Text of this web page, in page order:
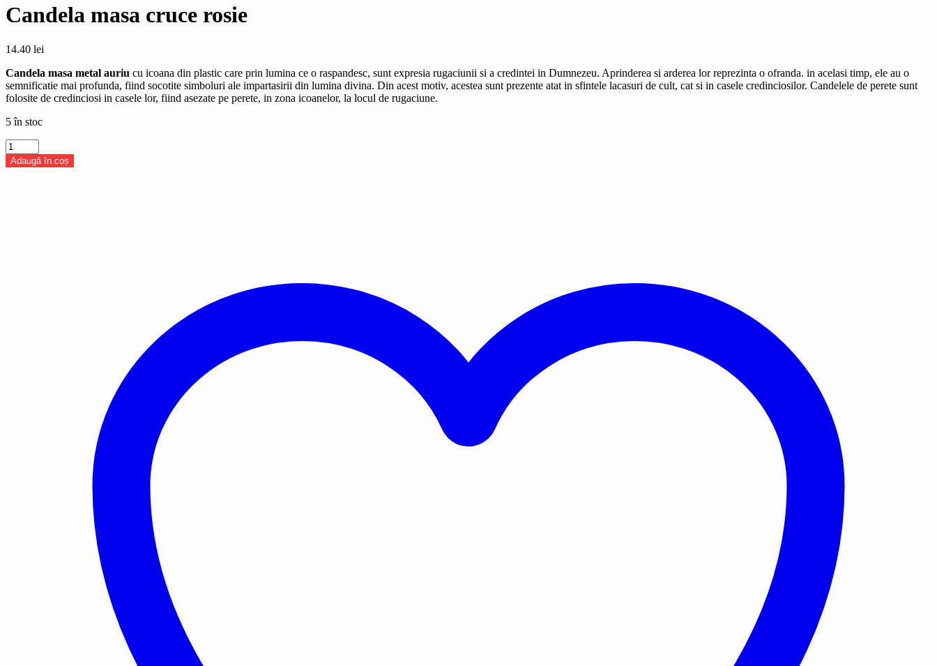
Candela masa cruce rosie
14.40 lei
Candela masa metal auriu cu icoana din plastic care prin lumina ce o raspandesc, sunt expresia rugaciunii si a credintei in Dumnezeu. Aprinderea si arderea lor reprezinta o ofranda. in acelasi timp, ele au o
semnificatie mai profunda, fiind socotite simboluri ale impartasirii din lumina divina. Din acest motiv, acestea sunt prezente atat in sfintele lacasuri de cult, cat si in casele credinciosilor. Candelele de perete sunt
folosite de credinciosi in casele lor, fiind asezate pe perete, in zona icoanelor, la locul de rugaciune.
5 în stoc
Cantitate
Candela
masa
Adaugă în coș